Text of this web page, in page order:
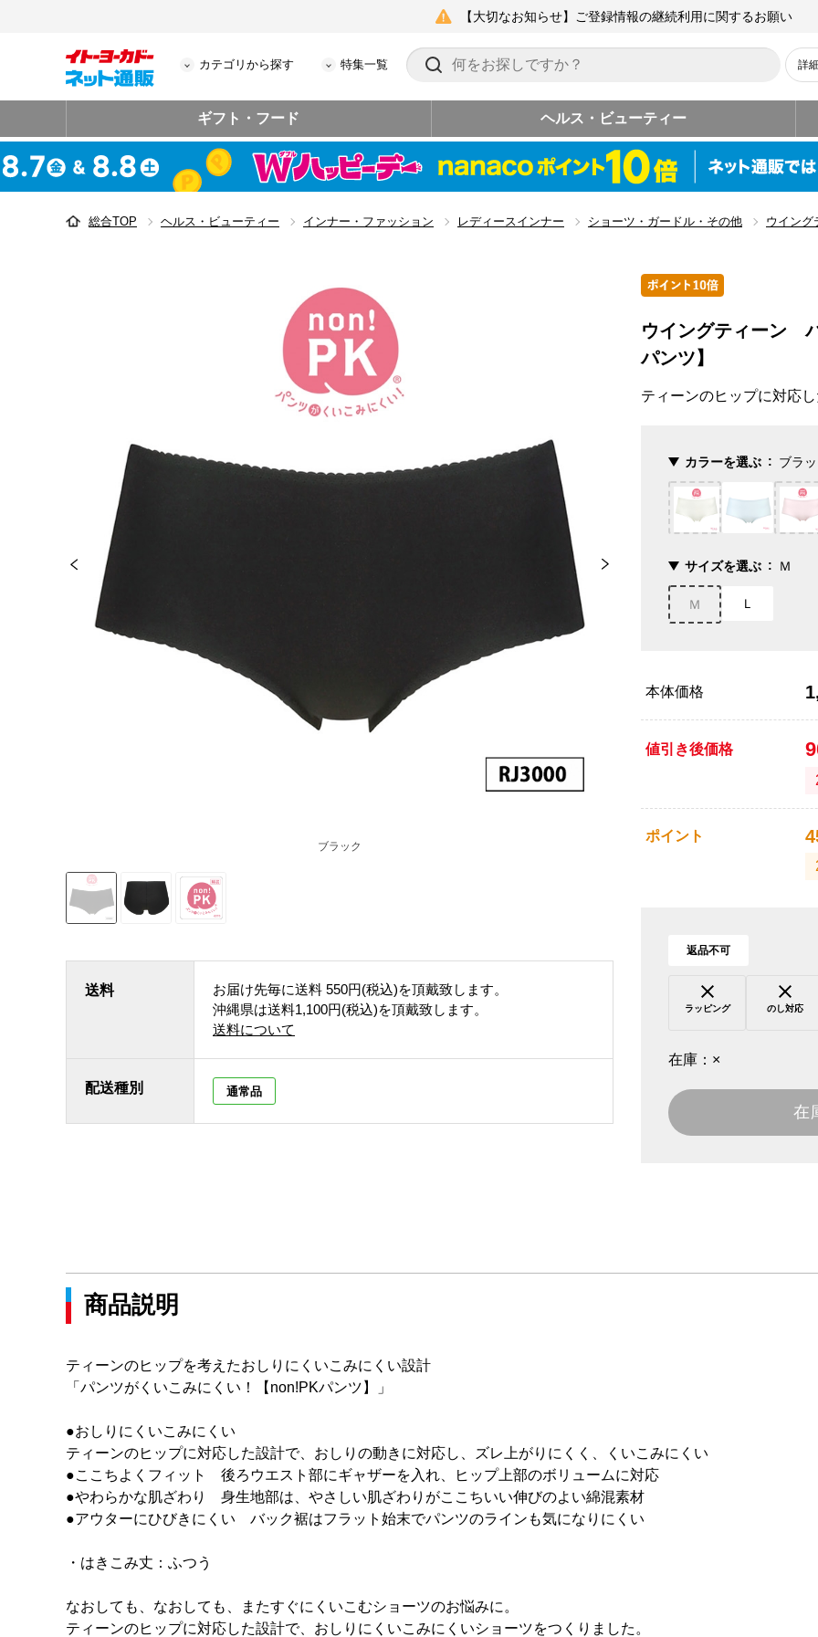
【大切なお知らせ】ご登録情報の継続利用に関するお願い
カテゴリから探す 特集一覧 詳
ギフト・フード ヘルス・ビューティー
総合TOP ヘルス・ビューティー インナー・ファッション レディースインナー ショーツ・ガードル・その他 ウイング
ブラック
送料 お届け先毎に送料 550円(税込)を頂戴致します。
沖縄県は送料1,100円(税込)を頂戴致します。
送料について
配送種別 通常品
ウイングティーン
パンツ】
ティーンのヒップに対応
カラーを選ぶ ブラ
サイズを選ぶ Ｍ
Ｍ Ｌ
本体価格
値引き後価格
ポイント
返品不可
ラッピング のし対応
在庫： ×
在
商品説明
ティーンのヒップを考えたおしりにくいこみにくい設計
「パンツがくいこみにくい！【non!PKパンツ】」
●おしりにくいこみにくい
ティーンのヒップに対応した設計で、おしりの動きに対応し、ズレ上がりにくく、くいこみにくい
●ここちよくフィット 後ろウエスト部にギャザーを入れ、ヒップ上部のボリュームに対応
●やわらかな肌ざわり 身生地部は、やさしい肌ざわりがここちいい伸びのよい綿混素材
●アウターにひびきにくい バック裾はフラット始末でパンツのラインも気になりにくい
・はきこみ丈：ふつう
なおしても、なおしても、またすぐにくいこむショーツのお悩みに。
ティーンのヒップに対応した設計で、おしりにくいこみにくいショーツをつくりました。